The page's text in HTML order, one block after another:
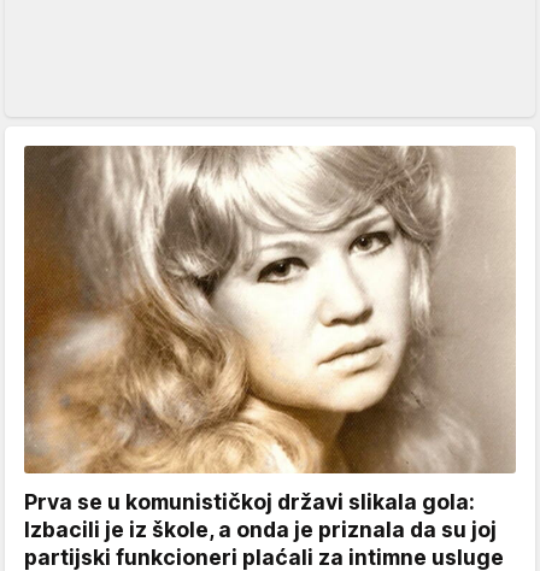
Prva se u komunističkoj državi slikala gola:
Izbacili je iz škole, a onda je priznala da su joj
partijski funkcioneri plaćali za intimne usluge